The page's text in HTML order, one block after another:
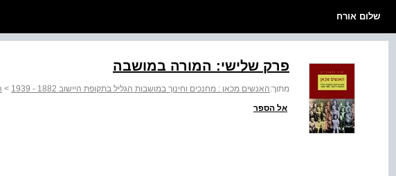
שלום אורח
פרק שלישי: המורה במושבה
מתוך:האנשים מכאן : מחנכים וחינוך במושבות הגליל בתקופת היישוב 1882 - 1939 >
אל הספר